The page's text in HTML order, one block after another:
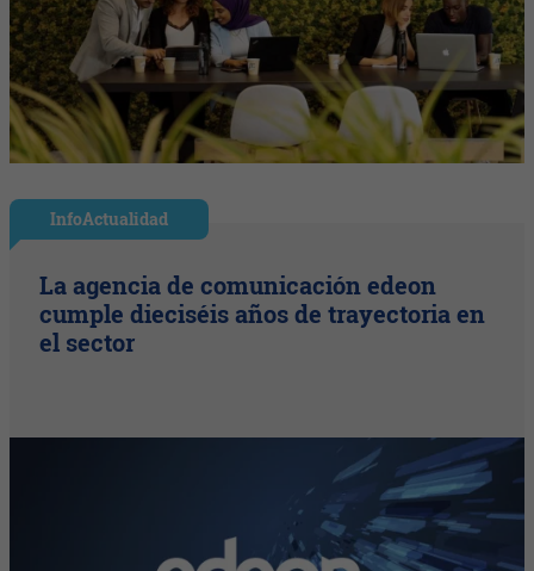
InfoActualidad
La agencia de comunicación edeon
cumple dieciséis años de trayectoria en
el sector